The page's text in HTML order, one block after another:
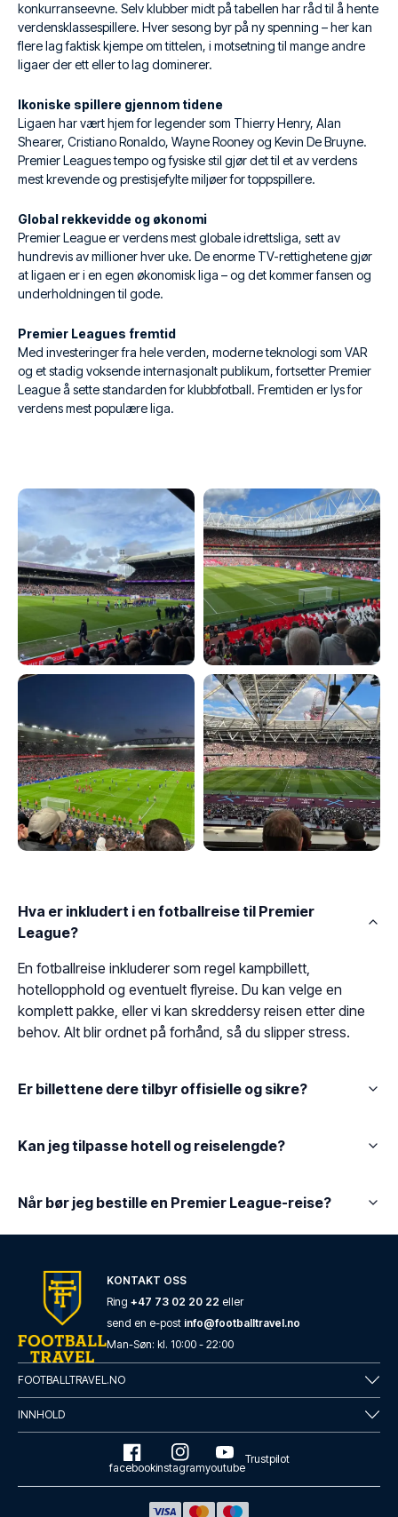
konkurranseevne. Selv klubber midt på tabellen har råd til å hente
verdensklassespillere. Hver sesong byr på ny spenning – her kan
flere lag faktisk kjempe om tittelen, i motsetning til mange andre
ligaer der ett eller to lag dominerer.
Ikoniske spillere gjennom tidene
Ligaen har vært hjem for legender som Thierry Henry, Alan
Shearer, Cristiano Ronaldo, Wayne Rooney og Kevin De Bruyne.
Premier Leagues tempo og fysiske stil gjør det til et av verdens
mest krevende og prestisjefylte miljøer for toppspillere.
Global rekkevidde og økonomi
Premier League er verdens mest globale idrettsliga, sett av
hundrevis av millioner hver uke. De enorme TV-rettighetene gjør
at ligaen er i en egen økonomisk liga – og det kommer fansen og
underholdningen til gode.
Premier Leagues fremtid
Med investeringer fra hele verden, moderne teknologi som VAR
og et stadig voksende internasjonalt publikum, fortsetter Premier
League å sette standarden for klubbfotball. Fremtiden er lys for
verdens mest populære liga.
Hva er inkludert i en fotballreise til Premier
League?
En fotballreise inkluderer som regel kampbillett,
hotellopphold og eventuelt flyreise. Du kan velge en
komplett pakke, eller vi kan skreddersy reisen etter dine
behov. Alt blir ordnet på forhånd, så du slipper stress.
Er billettene dere tilbyr offisielle og sikre?
Kan jeg tilpasse hotell og reiselengde?
Når bør jeg bestille en Premier League-reise?
KONTAKT OSS
Ring +47 73 02 20 22 eller
send en e-post info@footballtravel.no
Man-Søn: kl. 10:00 - 22:00
FOOTBALLTRAVEL.NO
INNHOLD
facebookinstagramyoutube
Trustpilot